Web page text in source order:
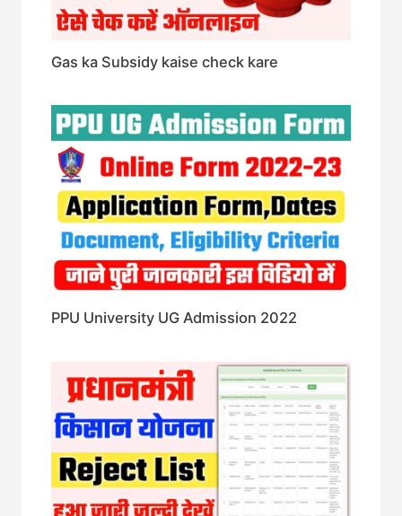
Gas ka Subsidy kaise check kare
PPU University UG Admission 2022